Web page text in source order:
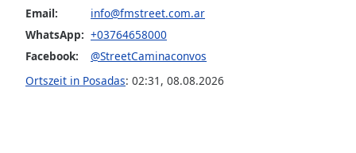
Opacity
Email:
info@fmstreet.com.ar
WhatsApp: +03764658000
Facebook:
@StreetCaminaconvos
Ortszeit in Posadas: 02:31 , 08.08.2026